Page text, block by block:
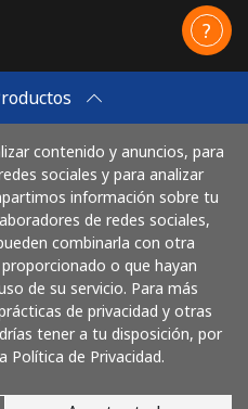
contenido y anuncios, para
sociales y para analizar
información sobre tu
de redes sociales,
combinarla con otra
o que hayan
de su servicio. Para más
de privacidad y otras
tener a tu disposición, por
Política de Privacidad.
con